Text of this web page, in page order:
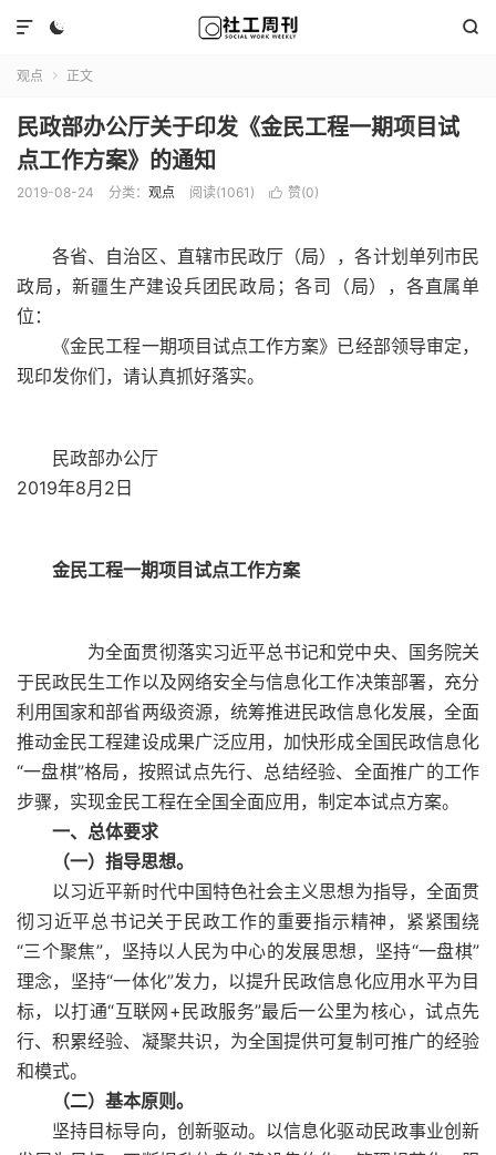
 

观点  正文
民政部办公厅关于印发《金民工程一期项目试
点工作方案》的通知
2019-08-24 分类： 观点 阅读(1061)  赞(0)
各省、自治区、直辖市民政厅（局），各计划单列市民
政局，新疆生产建设兵团民政局；各司（局），各直属单
位：
《金民工程一期项目试点工作方案》已经部领导审定，
现印发你们，请认真抓好落实。
民政部办公厅
2019年8月2日
金民工程一期项目试点工作方案
为全面贯彻落实习近平总书记和党中央、国务院关
于民政民生工作以及网络安全与信息化工作决策部署，充分
利用国家和部省两级资源，统筹推进民政信息化发展，全面
推动金民工程建设成果广泛应用，加快形成全国民政信息化
“一盘棋”格局，按照试点先行、总结经验、全面推广的工作
步骤，实现金民工程在全国全面应用，制定本试点方案。
一、总体要求
（一）指导思想。
以习近平新时代中国特色社会主义思想为指导，全面贯
彻习近平总书记关于民政工作的重要指示精神，紧紧围绕
“三个聚焦”，坚持以人民为中心的发展思想，坚持“一盘棋”
理念，坚持“一体化”发力，以提升民政信息化应用水平为目
标，以打通“互联网+民政服务”最后一公里为核心，试点先
行、积累经验、凝聚共识，为全国提供可复制可推广的经验
和模式。
（二）基本原则。
坚持目标导向，创新驱动。以信息化驱动民政事业创新